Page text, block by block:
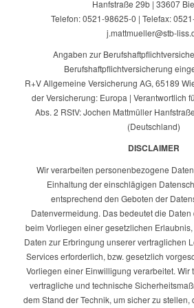
Hanfstraße 29b | 33607
Telefon: 0521-98625-0 | Telefax:
j.mattmueller@stb-
Angaben zur
Berufshaftpflichtversicherung
R+V Allgemeine Versicherung AG, 65189
der Versicherung: Europa | Verantwortlich
Abs. 2 RStV: Jochen Mattmüller
(Deutschland)
DISCLAIMER
Wir verarbeiten personenbezogene
Einhaltung der einschlägigen
entsprechend den Geboten der
Datenvermeidung. Das bedeutet die
beim Vorliegen einer gesetzlichen
Daten zur Erbringung unserer vertraglichen
Services erforderlich, bzw. gesetzlich
Vorliegen einer Einwilligung verarbeitet. Wir
vertragliche und technische
dem Stand der Technik, um sicher zu stellen,